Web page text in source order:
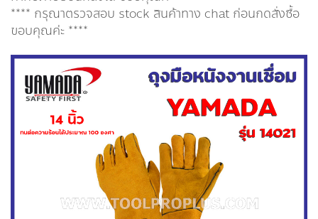
**** กรุณาตรวจสอบ stock สินค้าทาง chat ก่อนกดสั่งซื้อ
ขอบคุณค่ะ ****